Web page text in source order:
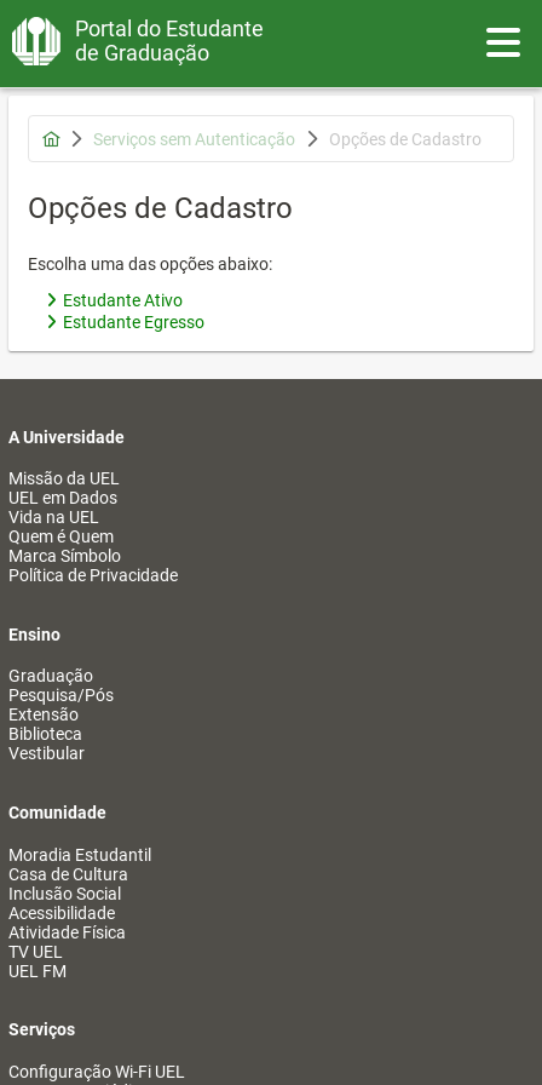
Portal do Estudante
de Graduação
Serviços sem Autenticação Opções de Cadastro
Opções de Cadastro
Escolha uma das opções abaixo:
Estudante Ativo
Estudante Egresso
A Universidade
Missão da UEL
UEL em Dados
Vida na UEL
Quem é Quem
Marca Símbolo
Política de Privacidade
Ensino
Graduação
Pesquisa/Pós
Extensão
Biblioteca
Vestibular
Comunidade
Moradia Estudantil
Casa de Cultura
Inclusão Social
Acessibilidade
Atividade Física
TV UEL
UEL FM
Serviços
Configuração Wi-Fi UEL